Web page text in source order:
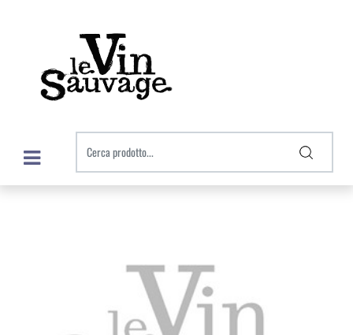
Open menu